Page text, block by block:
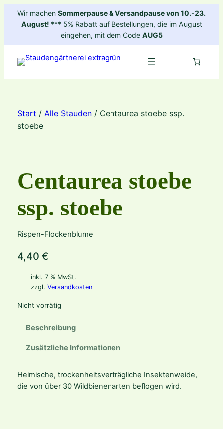
ZumWir machen Sommerpause & Versandpause von 10.-23.
August! *** 5% Rabatt auf Bestellungen, die im August
eingehen, mit dem Code AUG5
Start / Alle Stauden/ Centaurea stoebe ssp.
stoebe
Centaurea stoebe
ssp. stoebe
Rispen-Flockenblume
4,40 €
inkl. 7 % MwSt.
zzgl. Versandkosten
Nicht vorrätig
Beschreibung
Zusätzliche Informationen
Heimische, trockenheitsverträgliche Insektenweide,
die von über 30 Wildbienenarten beflogen wird.